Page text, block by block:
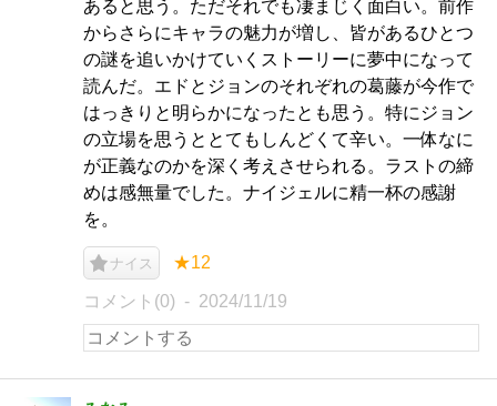
あると思う。ただそれでも凄まじく面白い。前作
からさらにキャラの魅力が増し、皆があるひとつ
の謎を追いかけていくストーリーに夢中になって
読んだ。エドとジョンのそれぞれの葛藤が今作で
はっきりと明らかになったとも思う。特にジョン
の立場を思うととてもしんどくて辛い。一体なに
が正義なのかを深く考えさせられる。ラストの締
めは感無量でした。ナイジェルに精一杯の感謝
を。
ナイス ★12
コメント(0) 2024/11/19